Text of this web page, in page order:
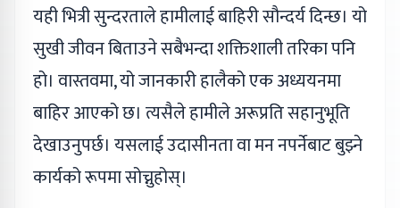
यही भित्री सुन्दरताले हामीलाई बाहिरी सौन्दर्य दिन्छ। यो
सुखी जीवन बिताउने सबैभन्दा शक्तिशाली तरिका पनि
हो। वास्तवमा, यो जानकारी हालैको एक अध्ययनमा
बाहिर आएको छ। त्यसैले हामीले अरूप्रति सहानुभूति
देखाउनुपर्छ। यसलाई उदासीनता वा मन नपर्नेबाट बुझ्ने
कार्यको रूपमा सोच्नुहोस्।